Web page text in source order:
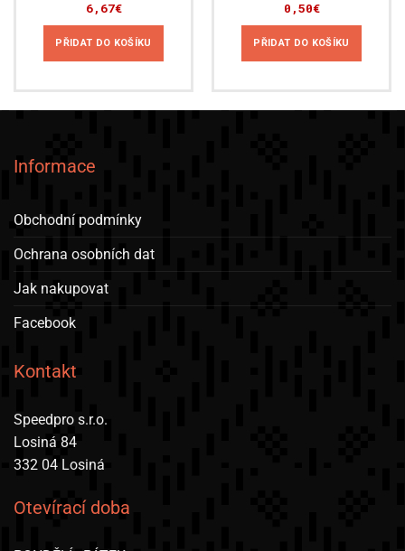
6,67€
PŘIDAT DO KOŠÍKU
0,50€
PŘIDAT DO KOŠÍKU
Informace
Obchodní podmínky
Ochrana osobních dat
Jak nakupovat
Facebook
Kontakt
Speedpro s.r.o.
Losiná 84
332 04 Losiná
Otevírací doba